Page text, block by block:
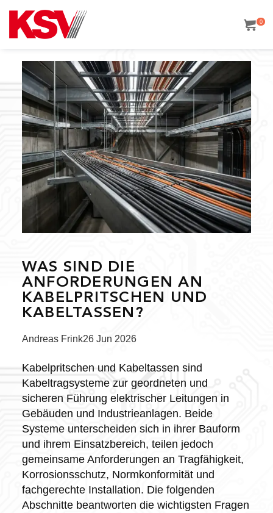
content
0
WAS SIND DIE
ANFORDERUNGEN AN
KABELPRITSCHEN UND
KABELTASSEN?
Posted
Andreas Frink26 Jun 2026
Kabelpritschen und Kabeltassen sind
Kabeltragsysteme zur geordneten und
sicheren Führung elektrischer Leitungen in
Gebäuden und Industrieanlagen. Beide
Systeme unterscheiden sich in ihrer Bauform
und ihrem Einsatzbereich, teilen jedoch
gemeinsame Anforderungen an Tragfähigkeit,
Korrosionsschutz, Normkonformität und
fachgerechte Installation. Die folgenden
Abschnitte beantworten die wichtigsten Fragen